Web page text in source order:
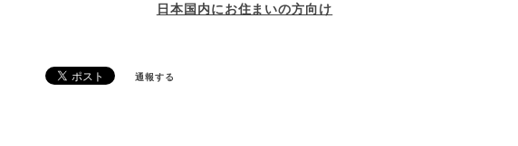
日本国内にお住まいの方向け
通報する